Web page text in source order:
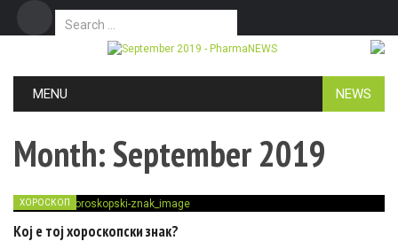
Search for:
MENU NEWS
Month:September 2019
ХОРОСКОП
Кој е тој хороскопски знак?